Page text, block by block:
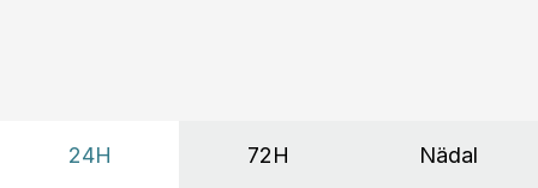
24H 72H Nädal